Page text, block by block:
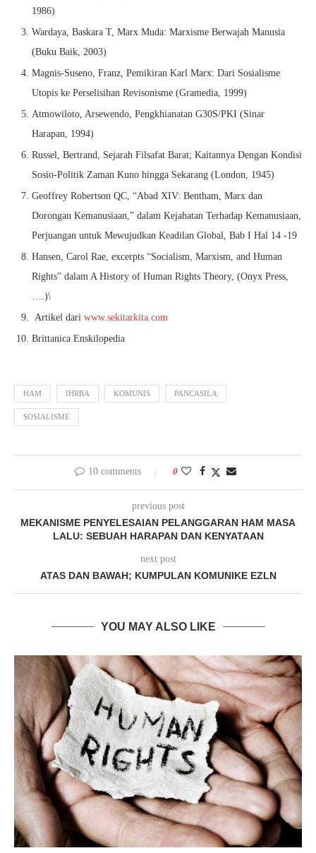
1986)
Wardaya, Baskara T, Marx Muda: Marxisme Berwajah Manusia
(Buku Baik, 2003)
Magnis-Suseno, Franz, Pemikiran Karl Marx: Dari Sosialisme
Utopis ke Perselisihan Revisonisme (Gramedia, 1999)
Atmowiloto, Arsewendo, Pengkhianatan G30S/PKI (Sinar
Harapan, 1994)
Russel, Bertrand, Sejarah Filsafat Barat; Kaitannya Dengan Kondisi
Sosio-Politik Zaman Kuno hingga Sekarang (London, 1945)
Geoffrey Robertson QC, “Abad XIV: Bentham, Marx dan
Dorongan Kemanusiaan,” dalam Kejahatan Terhadap Kemanusiaan,
Perjuangan untuk Mewujudkan Keadilan Global, Bab I Hal 14 -19
Hansen, Carol Rae, excerpts “Socialism, Marxism, and Human
Rights” dalam A History of Human Rights Theory, (Onyx Press,
….)\
Artikel dari www.sekitarkita.com
Brittanica Enskilopedia
HAM IHRBA KOMUNIS PANCASILA
SOSIALISME
10 comments 0
previous post
MEKANISME PENYELESAIAN PELANGGARAN HAM MASA
LALU: SEBUAH HARAPAN DAN KENYATAAN
next post
ATAS DAN BAWAH; KUMPULAN KOMUNIKE EZLN
YOU MAY ALSO LIKE